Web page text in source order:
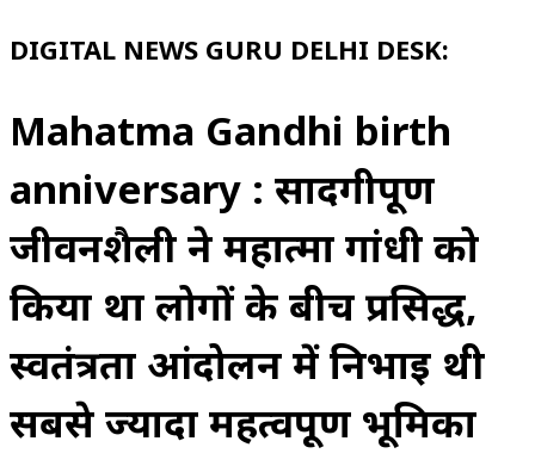
DIGITAL NEWS GURU DELHI DESK:
Mahatma Gandhi birth
anniversary : सादगीपूर्ण
जीवनशैली ने महात्मा गांधी को
किया था लोगों के बीच प्रसिद्ध,
स्वतंत्रता आंदोलन में निभाई थी
सबसे ज्यादा महत्वपूर्ण भूमिका